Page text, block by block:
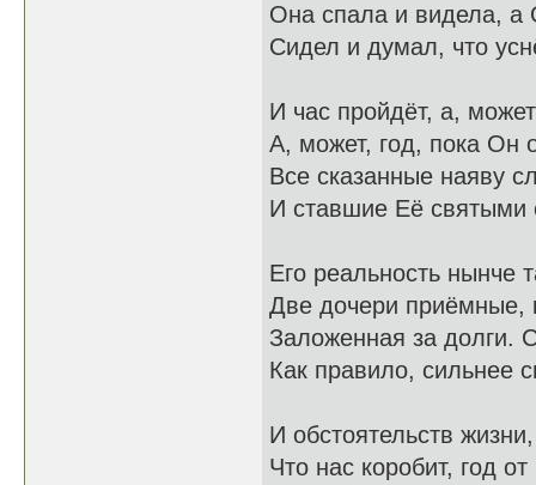
Она спала и видела, а
Сидел и думал, что
И час пройдёт, а,
А, может, год, пока Он
Все сказанные наяву
И ставшие Её святыми
Его реальность нынче
Две дочери приёмные,
Заложенная за долги.
Как правило, сильнее
И обстоятельств
Что нас коробит, год от